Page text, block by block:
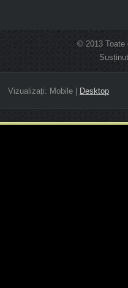
© 2013 Toate
Vizualizați: Mobile| Desktop